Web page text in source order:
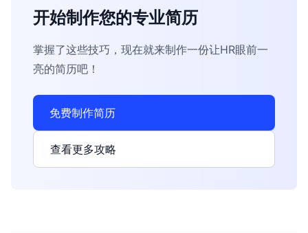
开始制作您的专业简历
掌握了这些技巧，现在就来制作一份让HR眼前一
亮的简历吧！
免费制作简历
查看更多攻略